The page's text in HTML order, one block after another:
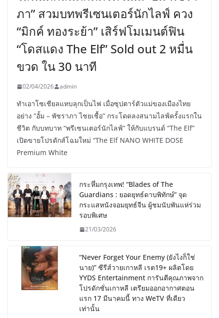
ภา” สวมบทพรีเซนเตอร์นักไลฟ์ ควง
“มิกค์ ทองระย้า” เสิร์ฟโมเมนต์ฟิน
“โดสแดง The Elf” Sold out 2 หมื่น
ขวด ใน 30 นาที
02/04/2026 admin
ทำเอาโซเชียลแทบลุกเป็นไฟ เมื่อซุปตาร์ตัวแม่ของเมืองไทย
อย่าง “อั้ม – พัชราภา ไชยเชื้อ” กระโดดลงสนามไลฟ์ครั้งแรกใน
ชีวิต กับบทบาท “พรีเซนเตอร์นักไลฟ์” ให้กับแบรนด์ “The Elf”
เปิดขายโปรดักส์โฉมใหม่ “The Elf NANO WHITE DOSE
Premium White
กระหึ่มกรุงเทพ! “Blades of The
Guardians : ยอดยุทธ์ดาบพิทักษ์” จุด
กระแสหนังจอมยุทธ์จีน ผู้ชมนับพันแห่ร่วม
รอบพิเศษ
21/03/2026
“Never Forget Your Enemy (ยังไงก็ใช่
นาย)” ซีรีส์วายเกาหลี เรต19+ ผลิตโดย
YYDS Entertainment การันตีคุณภาพจาก
โปรดักชั่นเกาหลี เตรียมออกอากาศตอน
แรก 17 มีนาคมนี้ ทาง WeTV ที่เดียว
เท่านั้น